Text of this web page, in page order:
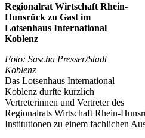
Regionalrat Wirtschaft Rhein-
Hunsrück zu Gast im
Lotsenhaus International
Koblenz
Foto: Sascha Presser/Stadt
Koblenz
Das Lotsenhaus International
Koblenz durfte kürzlich
Vertreterinnen und Vertreter des
Regionalrats Wirtschaft Rhein-
Institutionen zu einem fachlichen